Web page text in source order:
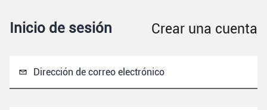
Inicio de sesión Crear una cuenta
Dirección de correo electrónico